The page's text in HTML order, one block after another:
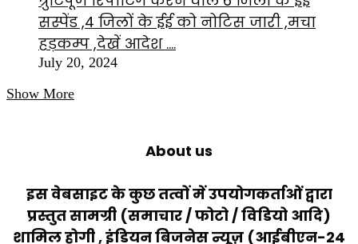
सस्पेंड ,4 जिलों के ईई को नोटिस जारी ,मचा
हड़कम्प ,देखें आदेश ….
July 20, 2024
Show More
About us
इस वेबसाइट के कुछ तत्वों में उपयोगकर्ताओं द्वारा
प्रस्तुत सामग्री (समाचार / फोटो / विडियो आदि)
शामिल होगी , इंडियन बिजनेस न्यूज़ (आईबीएन-24